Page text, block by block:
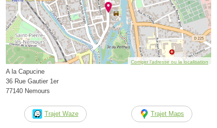
Corriger l’adresse ou la localisation
A la Capucine
36 Rue Gautier 1er
77140 Nemours
Trajet Waze Trajet Maps